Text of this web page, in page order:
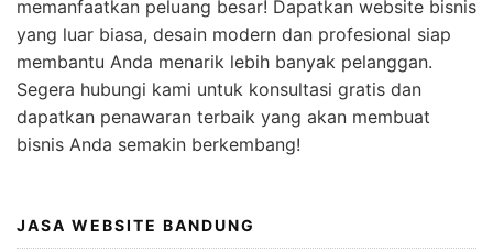
memanfaatkan peluang besar! Dapatkan website bisnis
yang luar biasa, desain modern dan profesional siap
membantu Anda menarik lebih banyak pelanggan.
Segera hubungi kami untuk konsultasi gratis dan
dapatkan penawaran terbaik yang akan membuat
bisnis Anda semakin berkembang!
JASA WEBSITE BANDUNG